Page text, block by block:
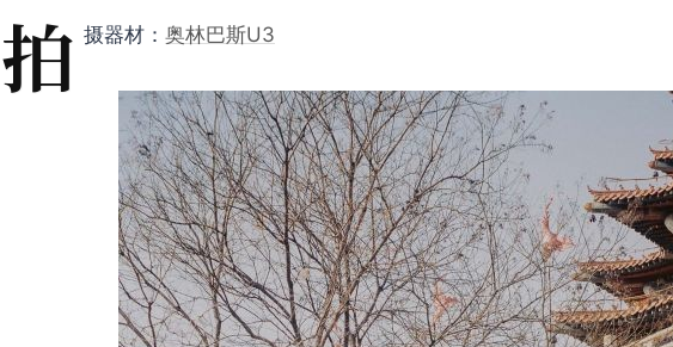
拍 摄器材： 奥林巴斯U3